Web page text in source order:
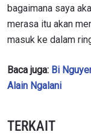
bagaimana saya
merasa itu akan
masuk ke dalam
Baca juga: Bi
Alain Ngalani
TERKAIT